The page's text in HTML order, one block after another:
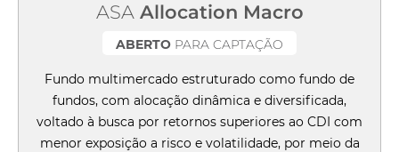
ASAAllocation Macro
ABERTO PARA CAPTAÇÃO
Fundo multimercado estruturado como fundo de
fundos, com alocação dinâmica e diversificada,
voltado à busca por retornos superiores ao CDI com
menor exposição a risco e volatilidade, por meio da